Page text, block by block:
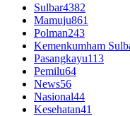
Sulbar4382
Mamuju861
Polman243
Kemenkumham
Pasangkayu113
Pemilu64
News56
Nasional44
Kesehatan41